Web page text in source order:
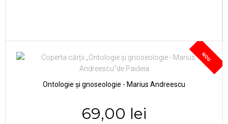
NOU
Ontologie și gnoseologie - Marius Andreescu
69,00 lei